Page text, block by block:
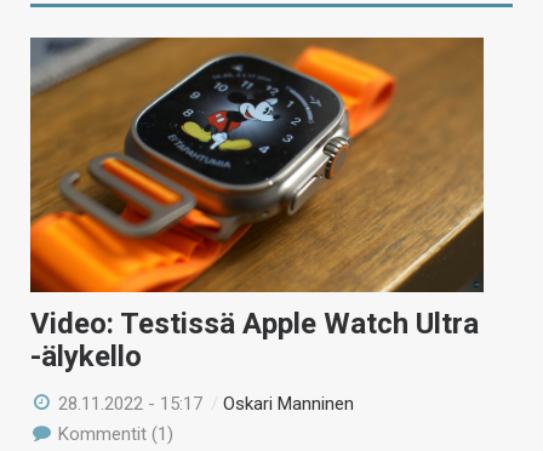
Video: Testissä Apple Watch Ultra
-älykello
28.11.2022 - 15:17 /Oskari Manninen
Kommentit (1)